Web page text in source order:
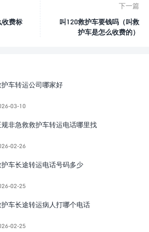
收费标
下一篇
叫120救护车要钱吗（叫救
护车是怎么收费的）
护车转运公司哪家好
03-10
规非急救救护车转运电话哪里找
02-26
护车长途转运电话号码多少
02-25
护车长途转运病人打哪个电话
02-25